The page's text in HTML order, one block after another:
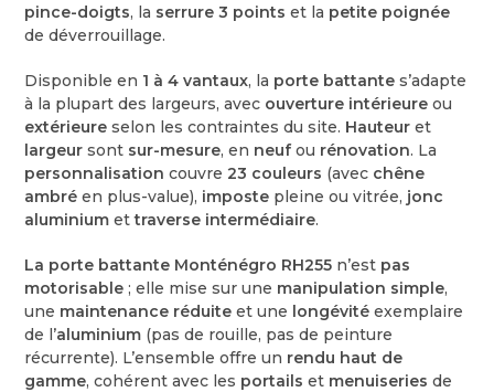
pince-doigts, la serrure 3 points et la petite poignée
de déverrouillage.
Disponible en 1 à 4 vantaux, la porte battante s’adapte
à la plupart des largeurs, avec ouverture intérieure ou
extérieure selon les contraintes du site. Hauteur et
largeur sont sur-mesure, en neufou rénovation. La
personnalisation couvre 23 couleurs (avec chêne
ambré en plus-value), imposte pleine ou vitrée, jonc
aluminium ettraverse intermédiaire.
La porte battante Monténégro RH255 n’est pas
motorisable ; elle mise sur une manipulation simple,
une maintenance réduite et une longévité exemplaire
de l’aluminium (pas de rouille, pas de peinture
récurrente). L’ensemble offre un rendu haut de
gamme, cohérent avec les portails et menuiseries de